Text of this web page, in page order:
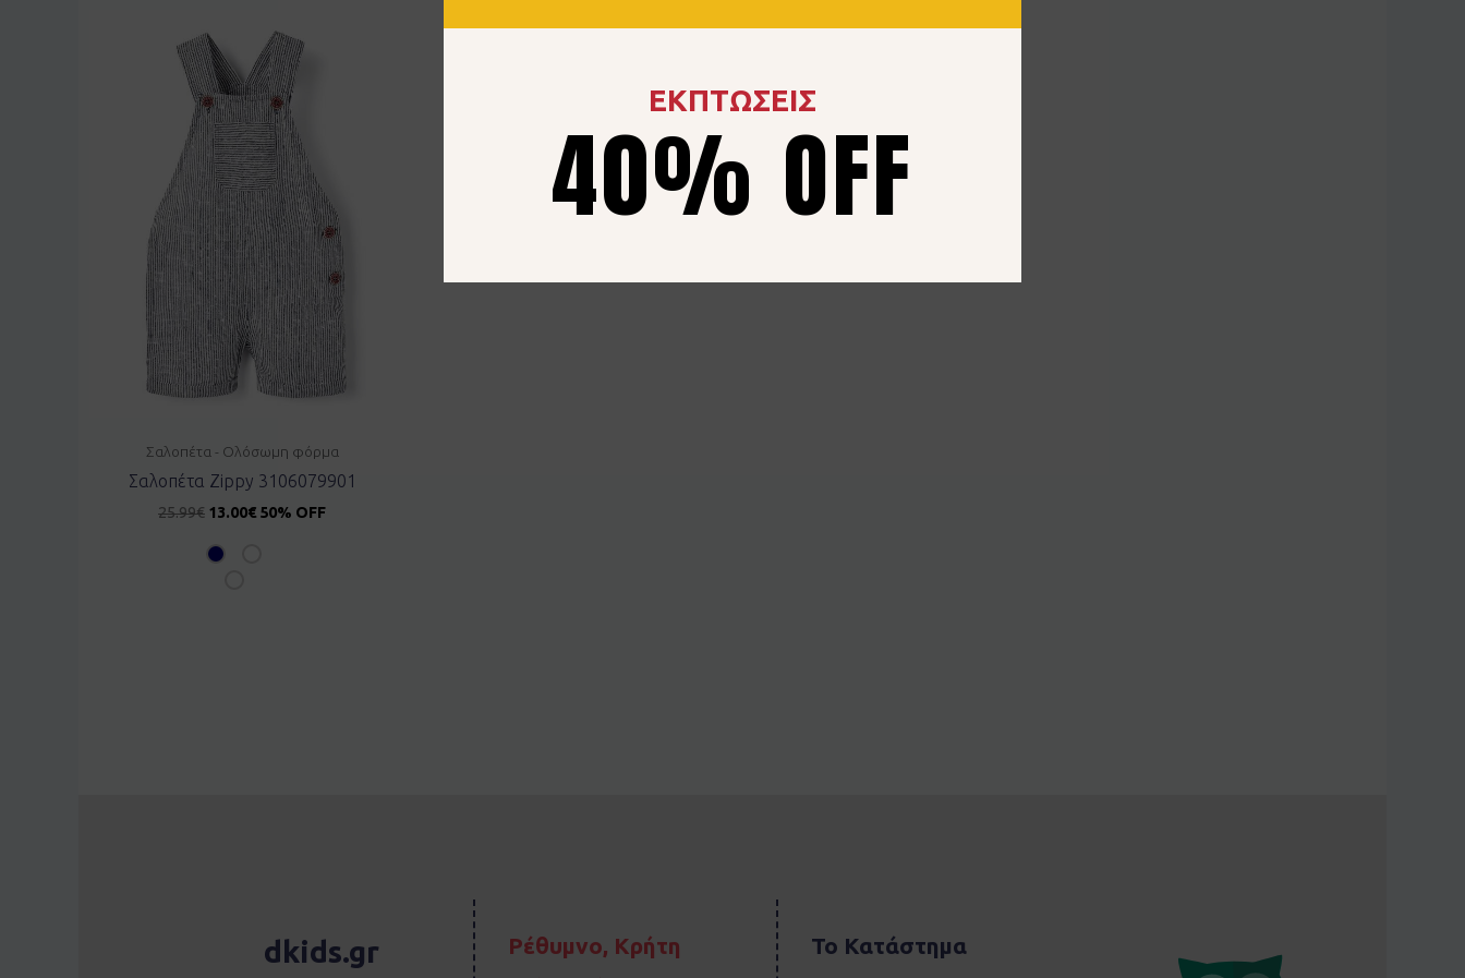
Σαλοπέτα - Ολόσωμη φόρμα
Σαλοπέτα Zippy 3106079901
25.99€ 13.00€ 50% OFF
dkids.gr Ρέθυμνο, Κρήτη Το Κατάστημα
ΕΚΠΤΩΣΕΙΣ
40% OFF